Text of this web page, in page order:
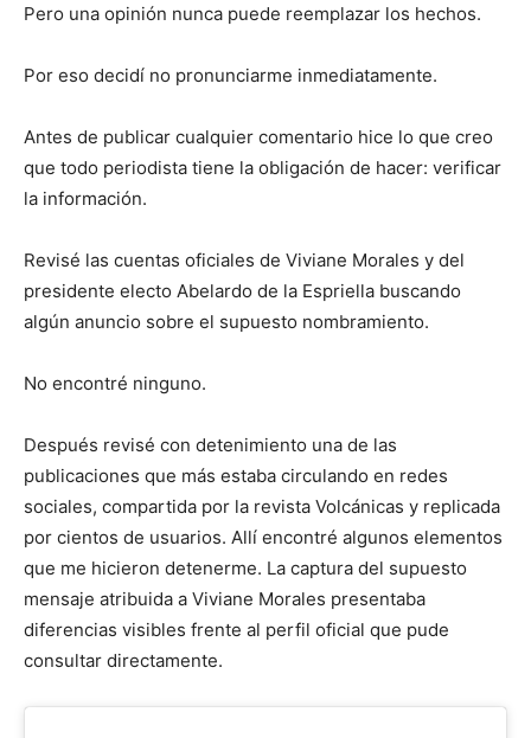
Pero una opinión nunca puede reemplazar los hechos.
Por eso decidí no pronunciarme inmediatamente.
Antes de publicar cualquier comentario hice lo que creo
que todo periodista tiene la obligación de hacer: verificar
la información.
Revisé las cuentas oficiales de Viviane Morales y del
presidente electo Abelardo de la Espriella buscando
algún anuncio sobre el supuesto nombramiento.
No encontré ninguno.
Después revisé con detenimiento una de las
publicaciones que más estaba circulando en redes
sociales, compartida por la revista Volcánicas y replicada
por cientos de usuarios. Allí encontré algunos elementos
que me hicieron detenerme. La captura del supuesto
mensaje atribuida a Viviane Morales presentaba
diferencias visibles frente al perfil oficial que pude
consultar directamente.